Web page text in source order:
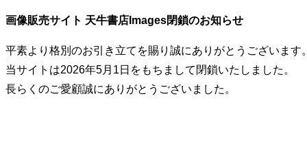
画像販売サイト 天牛書店Images閉鎖のお知らせ
平素より格別のお引き立てを賜り誠にありがとうございます
当サイトは2026年5月1日をもちまして閉鎖いたしました。
長らくのご愛顧誠にありがとうございました。